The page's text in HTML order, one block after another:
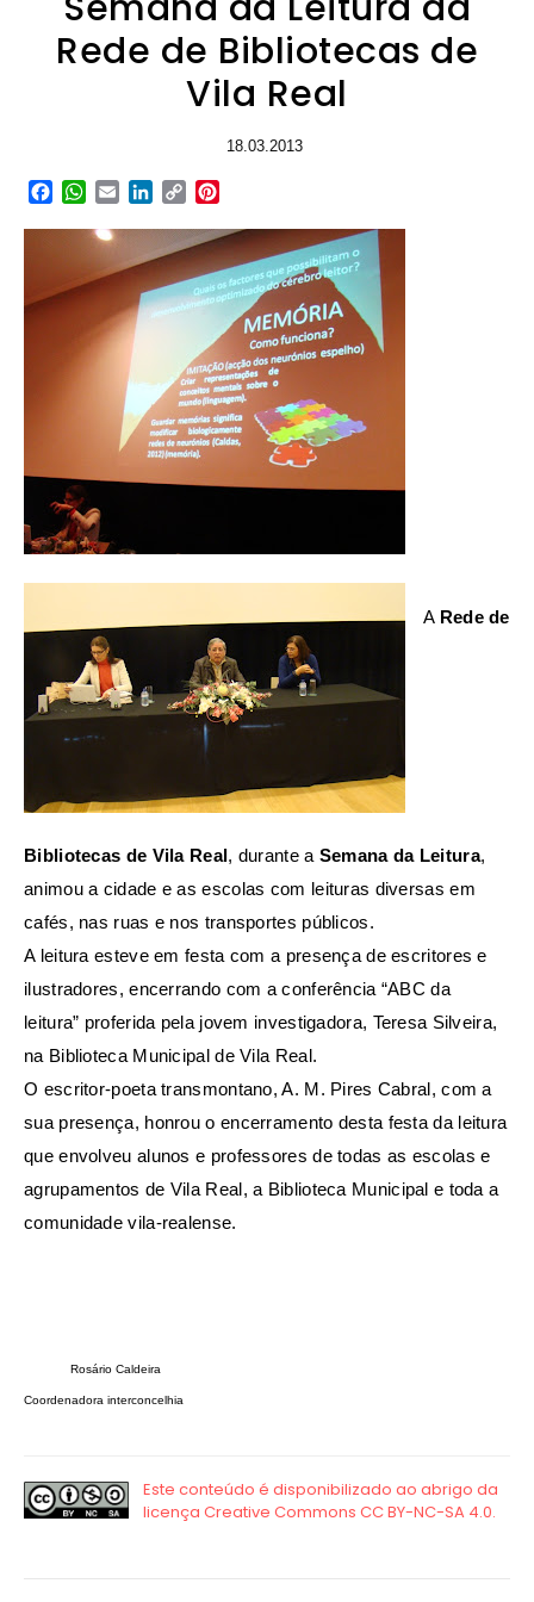
Rede de Bibliotecas de
Vila Real
18.03.2013
Facebook
WhatsApp
EmailLinkedIn
Copy
A Rede de
Bibliotecas de Vila Real, durante a Semana da Leitura,
animou a cidade e as escolas com leituras diversas em
cafés, nas ruas e nos transportes públicos.
A leitura esteve em festa com a presença de escritores e
ilustradores, encerrando com a conferência “ABC da
leitura” proferida pela jovem investigadora, Teresa Silveira,
na Biblioteca Municipal de Vila Real.
O escritor-poeta transmontano, A. M. Pires Cabral, com a
sua presença, honrou o encerramento desta festa da leitura
que envolveu alunos e professores de todas as escolas e
agrupamentos de Vila Real, a Biblioteca Municipal e toda a
comunidade vila-realense.
Rosário Caldeira
Coordenadora interconcelhia